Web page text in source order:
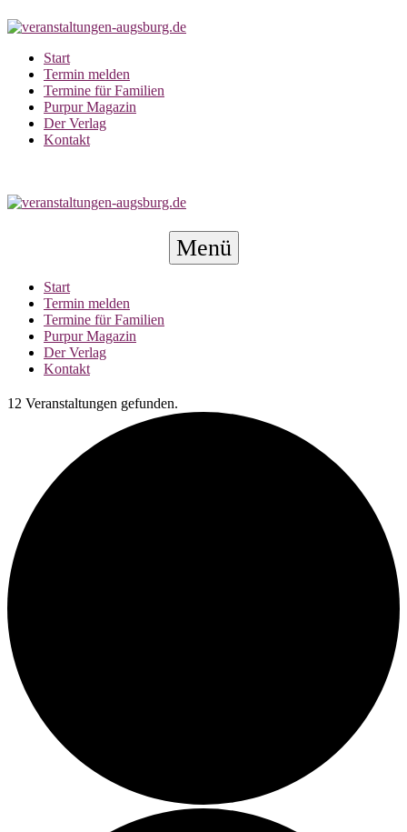
Inhalt
Start
Termin melden
Termine für Familien
Purpur Magazin
Der Verlag
Kontakt
Menü
Start
Termin melden
Termine für Familien
Purpur Magazin
Der Verlag
Kontakt
12 Veranstaltungen gefunden.